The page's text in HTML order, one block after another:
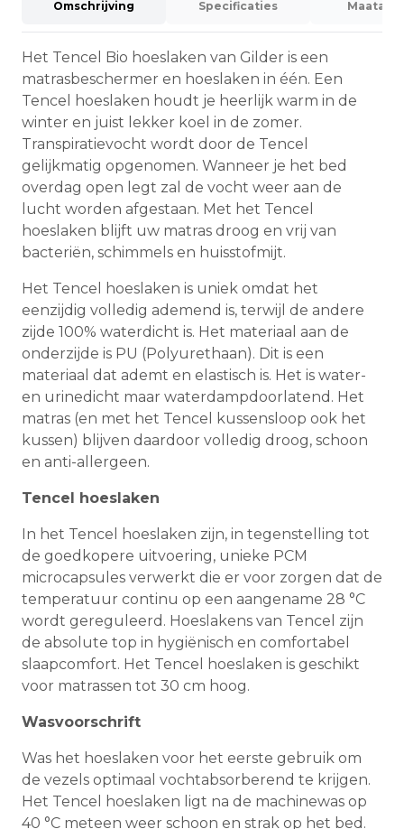
Omschrijving Specificaties
Het Tencel Bio hoeslaken van Gilder is een
matrasbeschermer en hoeslaken in één. Een
Tencel hoeslaken houdt je heerlijk warm in de
winter en juist lekker koel in de zomer.
Transpiratievocht wordt door de Tencel
gelijkmatig opgenomen. Wanneer je het bed
overdag open legt zal de vocht weer aan de
lucht worden afgestaan. Met het Tencel
hoeslaken blijft uw matras droog en vrij van
bacteriën, schimmels en huisstofmijt.
Het Tencel hoeslaken is uniek omdat het
eenzijdig volledig ademend is, terwijl de andere
zijde 100% waterdicht is. Het materiaal aan de
onderzijde is PU (Polyurethaan). Dit is een
materiaal dat ademt en elastisch is. Het is water-
en urinedicht maar waterdampdoorlatend. Het
matras (en met het Tencel kussensloop ook het
kussen) blijven daardoor volledig droog, schoon
en anti-allergeen.
Tencel hoeslaken
In het Tencel hoeslaken zijn, in tegenstelling tot
de goedkopere uitvoering, unieke PCM
microcapsules verwerkt die er voor zorgen dat de
temperatuur continu op een aangename 28 °C
wordt gereguleerd. Hoeslakens van Tencel zijn
de absolute top in hygiënisch en comfortabel
slaapcomfort. Het Tencel hoeslaken is geschikt
voor matrassen tot 30 cm hoog.
Wasvoorschrift
Was het hoeslaken voor het eerste gebruik om
de vezels optimaal vochtabsorberend te krijgen.
Het Tencel hoeslaken ligt na de machinewas op
40 °C meteen weer schoon en strak op het bed.